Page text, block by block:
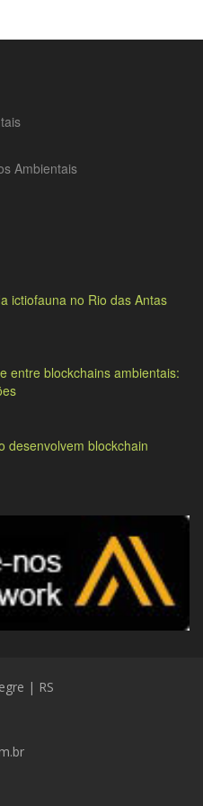
Ambientais
ictiofauna no Rio das Antas
entre blockchains ambientais:
desenvolvem blockchain
| RS